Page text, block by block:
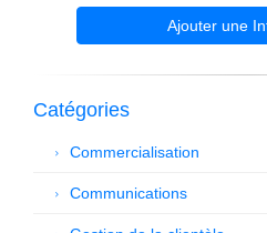
Ajouter une
Catégories
Commercialisation
Communications